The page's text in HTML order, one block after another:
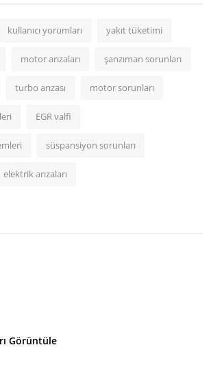
kullanıcı yorumları yakıt tüketimi
motor arızaları şanzıman sorunları
turbo arızası motor sorunları
EGR valfi
süspansiyon sorunları
elektrik arızaları
Görüntüle